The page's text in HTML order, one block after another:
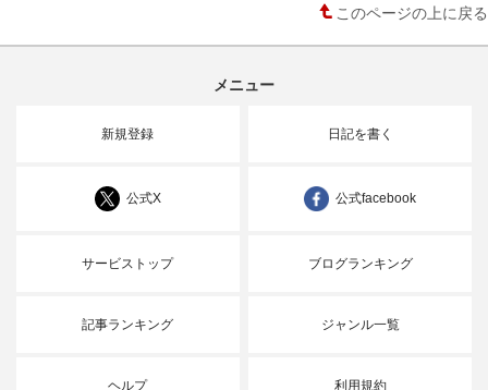
このページの上に戻る
メニュー
新規登録 日記を書く
公式X 公式facebook
サービストップ ブログランキング
記事ランキング ジャンル一覧
ヘルプ 利用規約